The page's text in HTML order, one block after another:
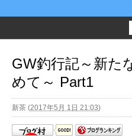
GW釣行記～新た
めて～ Part1
新茶 (2017年5月 1日 21:03)